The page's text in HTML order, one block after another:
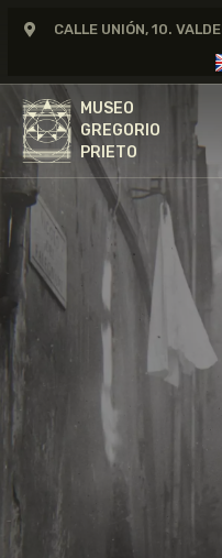
CALLE UNIÓN, 10.
MUSEO
GREGORIO
PRIETO
GREGORIO
MUSEO
ARCHIVO
CERTAMEN
FUNDACIÓN
NOTICIAS